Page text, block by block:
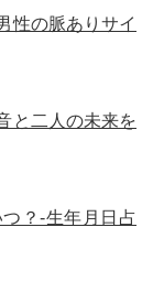
性の脈ありサイ
と二人の未来を
？-生年月日占